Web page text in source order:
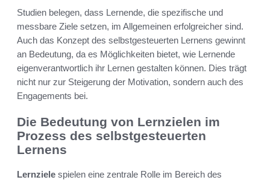
Studien belegen, dass Lernende, die spezifische und
messbare Ziele setzen, im Allgemeinen erfolgreicher sind.
Auch das Konzept des selbstgesteuerten Lernens gewinnt
an Bedeutung, da es Möglichkeiten bietet, wie Lernende
eigenverantwortlich ihr Lernen gestalten können. Dies trägt
nicht nur zur Steigerung der Motivation, sondern auch des
Engagements bei.
Die Bedeutung von Lernzielen im
Prozess des selbstgesteuerten
Lernens
Lernziele spielen eine zentrale Rolle im Bereich des